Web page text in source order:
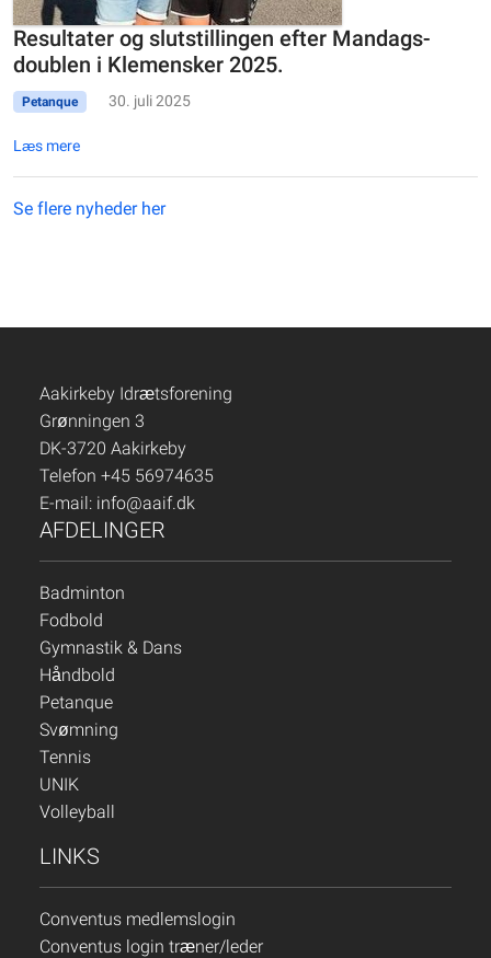
Resultater og slutstillingen efter Mandags-
doublen i Klemensker 2025.
Petanque 30. juli 2025
Læs mere
Se flere nyheder her
Aakirkeby Idrætsforening
Grønningen 3
DK-3720 Aakirkeby
Telefon +45 56974635
E-mail: info@aaif.dk
AFDELINGER
Badminton
Fodbold
Gymnastik & Dans
Håndbold
Petanque
Svømning
Tennis
UNIK
Volleyball
LINKS
Conventus medlemslogin
Conventus login træner/leder